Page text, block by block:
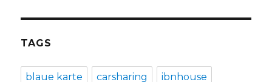
TAGS
blaue karte carsharing ibnhouse